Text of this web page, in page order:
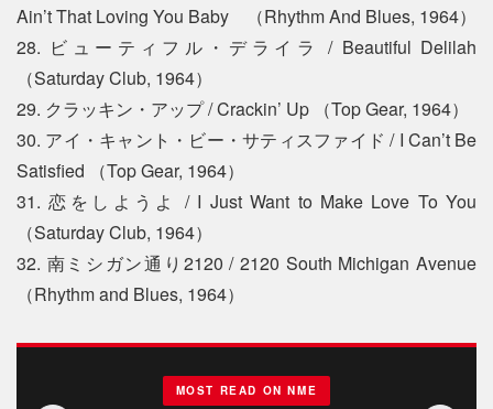
Ain’t That Loving You Baby （Rhythm And Blues, 1964）
28. ビューティフル・デライラ / Beautiful Delilah
（Saturday Club, 1964）
29. クラッキン・アップ / Crackin’ Up （Top Gear, 1964）
30. アイ・キャント・ビー・サティスファイド / I Can’t Be
Satisfied （Top Gear, 1964）
31. 恋をしようよ / I Just Want to Make Love To You
（Saturday Club, 1964）
32. 南ミシガン通り2120 / 2120 South Michigan Avenue
（Rhythm and Blues, 1964）
MOST READ ON NME